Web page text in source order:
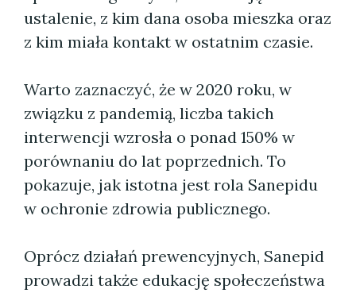
ustalenie, z kim dana osoba mieszka oraz
z kim miała kontakt w ostatnim czasie.
Warto zaznaczyć, że w 2020 roku, w
związku z pandemią, liczba takich
interwencji wzrosła o ponad 150% w
porównaniu do lat poprzednich. To
pokazuje, jak istotna jest rola Sanepidu
w ochronie zdrowia publicznego.
Oprócz działań prewencyjnych, Sanepid
prowadzi także edukację społeczeństwa